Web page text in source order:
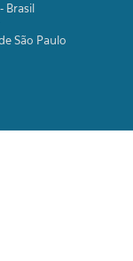
Brasil
São Paulo